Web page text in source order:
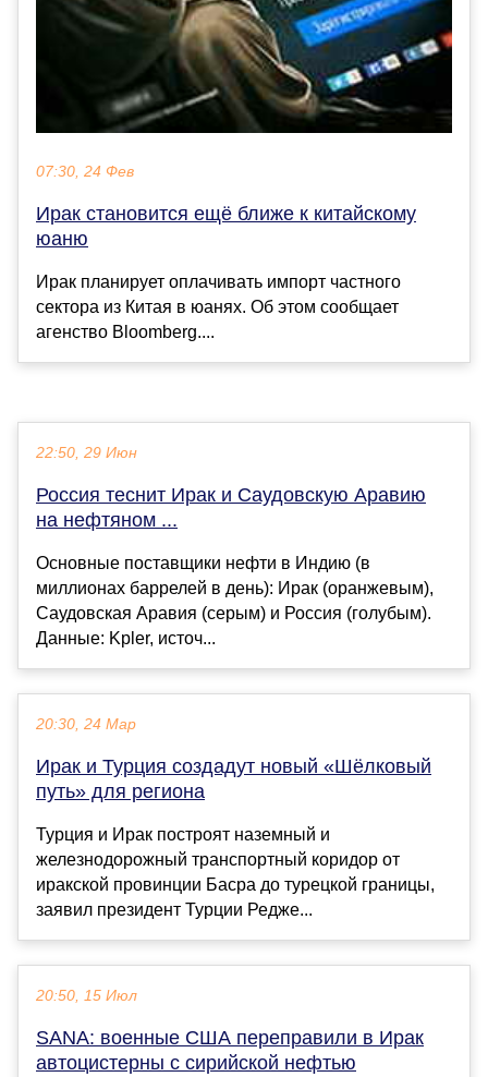
07:30, 24 Фев
Ирак становится ещё ближе к китайскому
юаню
Ирак планирует оплачивать импорт частного
сектора из Китая в юанях. Об этом сообщает
агенство Bloomberg....
22:50, 29 Июн
Россия теснит Ирак и Саудовскую Аравию
на нефтяном ...
Основные поставщики нефти в Индию (в
миллионах баррелей в день): Ирак (оранжевым),
Саудовская Аравия (серым) и Россия (голубым).
Данные: Kpler, источ...
20:30, 24 Мар
Ирак и Турция создадут новый «Шёлковый
путь» для региона
Турция и Ирак построят наземный и
железнодорожный транспортный коридор от
иракской провинции Басра до турецкой границы,
заявил президент Турции Редже...
20:50, 15 Июл
SANA: военные США переправили в Ирак
автоцистерны с сирийской нефтью